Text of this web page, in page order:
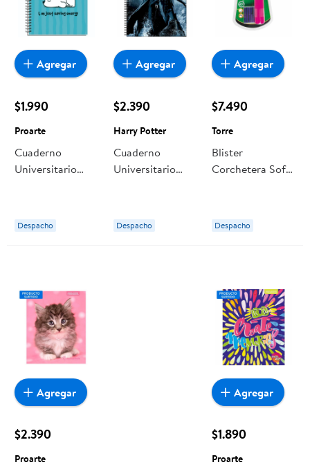
$1.990
Proarte
Cuaderno
Universitario
1 Un Proarte
Despacho
Agregar
$2.390
Harry Potter
Cuaderno
Universitario
Producto Surtido
Despacho
Agregar
$7.490
Torre
Blister
Corchetera Soft
Color Rosada 1
Un Torre
Despacho
Agregar
$2.390
Proarte
Agregar
$1.890
Proarte
Agregar